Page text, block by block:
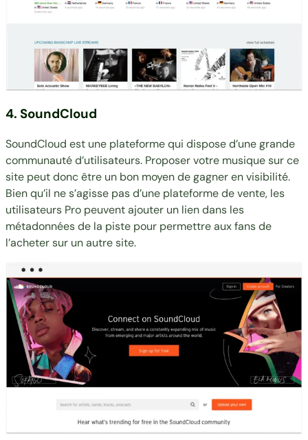
4. SoundCloud
SoundCloud est une plateforme qui dispose d’une grande
communauté d’utilisateurs. Proposer votre musique sur ce
site peut donc être un bon moyen de gagner en visibilité.
Bien qu’il ne s’agisse pas d’une plateforme de vente, les
utilisateurs Pro peuvent ajouter un lien dans les
métadonnées de la piste pour permettre aux fans de
l’acheter sur un autre site.